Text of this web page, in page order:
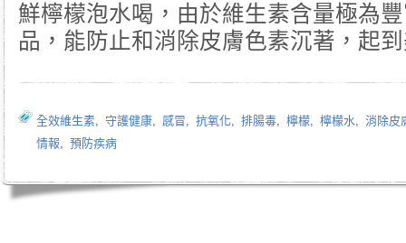
鮮檸檬泡水喝，由於維生素含量極為
品，能防止和消除皮膚色素沉著，起
全效維生素, 守護健康, 感冒, 抗氧化, 排腸毒, 檸檬, 檸檬水, 消除皮
情報, 預防疾病